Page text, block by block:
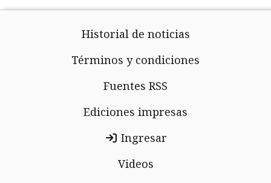
Historial de noticias
Términos y condiciones
Fuentes RSS
Ediciones impresas
Ingresar
Videos